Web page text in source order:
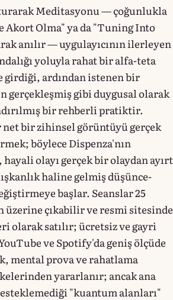
Meditasyonu — çoğunlukla
Akort Olma" ya da "Tuning Into
anılır — uygulayıcının ilerleyen
yoluyla rahat bir alfa-teta
girdiği, ardından istenen bir
gerçekleşmiş gibi duygusal olarak
bir rehberli pratiktir.
net bir zihinsel görüntüyü gerçek
böylece Dispenza'nın
olayı gerçek bir olaydan ayırt
haline gelmiş düşünce-
başlar. Seanslar 25
üzerine çıkabilir ve resmi sitesinde
olarak satılır; ücretsiz ve gayri
ve Spotify'da geniş ölçüde
mental prova ve rahatlama
yararlanır; ancak ana
"kuantum alanları"